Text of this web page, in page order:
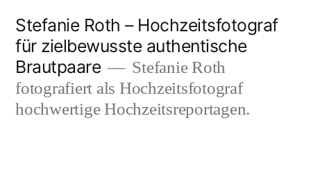
Inhalt
springen
Stefanie Roth – Hochzeitsfotograf
für zielbewusste authentische
Brautpaare
Stefanie Roth
fotografiert als Hochzeitsfotograf
hochwertige Hochzeitsreportagen.